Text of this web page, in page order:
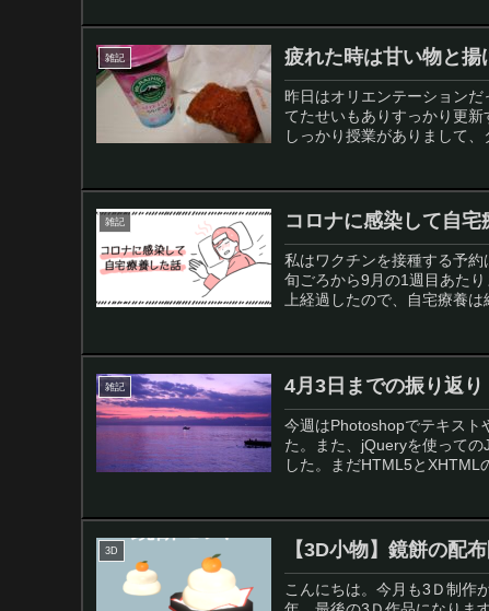
雑記 疲れた時は甘い物と揚
昨日はオリエンテーション
てたせいもありすっかり更
しっかり授業がありまして
雑記 コロナに感染して自宅
私はワクチンを接種する予
旬ごろから9月の1週目あた
上経過したので、自宅療養
雑記 4月3日までの振り返り
今週はPhotoshopでテキスト
た。また、jQueryを使って
した。まだHTML5とXHTML
3D 【3D小物】鏡餅の配
こんにちは。今月も3Ｄ制作